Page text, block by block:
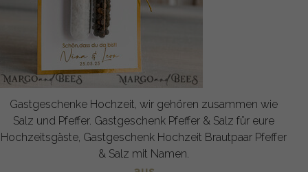
Gastgeschenke Hochzeit, wir gehören zusammen wie
Salz und Pfeffer. Gastgeschenk Pfeffer & Salz für eure
Hochzeitsgäste, Gastgeschenk Hochzeit Brautpaar Pfeffer
& Salz mit Namen.